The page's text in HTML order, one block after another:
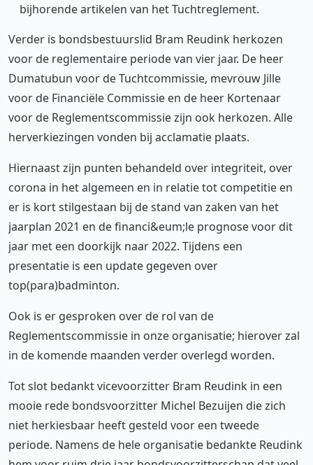
bijhorende artikelen van het Tuchtreglement.
Verder is bondsbestuurslid Bram Reudink herkozen
voor de reglementaire periode van vier jaar. De heer
Dumatubun voor de Tuchtcommissie, mevrouw Jille
voor de Financiële Commissie en de heer Kortenaar
voor de Reglementscommissie zijn ook herkozen. Alle
herverkiezingen vonden bij acclamatie plaats.
Hiernaast zijn punten behandeld over integriteit, over
corona in het algemeen en in relatie tot competitie en
er is kort stilgestaan bij de stand van zaken van het
jaarplan 2021 en de financi&eum;le prognose voor dit
jaar met een doorkijk naar 2022. Tijdens een
presentatie is een update gegeven over
top(para)badminton.
Ook is er gesproken over de rol van de
Reglementscommissie in onze organisatie; hierover zal
in de komende maanden verder overlegd worden.
Tot slot bedankt vicevoorzitter Bram Reudink in een
mooie rede bondsvoorzitter Michel Bezuijen die zich
niet herkiesbaar heeft gesteld voor een tweede
periode. Namens de hele organisatie bedankte Reudink